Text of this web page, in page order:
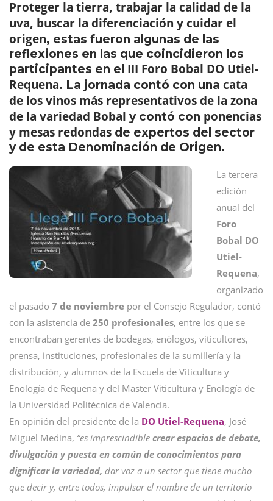
Proteger la tierra, trabajar la calidad de la
uva, buscar la diferenciación y cuidar el
origen, estas fueron algunas de las
reflexiones en las que coincidieron los
participantes en el III Foro Bobal DO Utiel-
Requena. La jornada contó con una cata
de los vinos más representativos de la zona
de la variedad Bobal y contó con ponencias
y mesas redondas de expertos del sector
y de esta Denominación de Origen.
La tercera
edición
anual del
Foro
Bobal DO
Utiel-
Requena,
organizado
el pasado 7 de noviembre por el Consejo Regulador, contó
con la asistencia de 250 profesionales, entre los que se
encontraban gerentes de bodegas, enólogos, viticultores,
prensa, instituciones, profesionales de la sumillería y la
distribución, y alumnos de la Escuela de Viticultura y
Enología de Requena y del Master Viticultura y Enología de
la Universidad Politécnica de Valencia.
En opinión del presidente de la DO Utiel-Requena, José
Miguel Medina, “es imprescindible crear espacios de debate,
divulgación y puesta en común de conocimientos para
dignificar la variedad, dar voz a un sector que tiene mucho
que decir y, entre todos, impulsar el nombre de un territorio